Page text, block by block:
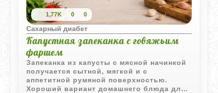
1,77K 0 0
Сахарный диабет
Капустная запеканка с говяжьим
фаршем
Запеканка из капусты с мясной начинкой
получается сытной, мягкой и с
аппетитной румяной поверхностью.
Хороший вариант домашнего блюда для